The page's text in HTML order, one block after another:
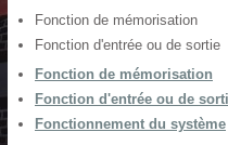
Fonction de mémorisation
Fonction d'entrée ou de sortie
Fonction de mémorisation
Fonction d'entrée ou de
Fonctionnement du système